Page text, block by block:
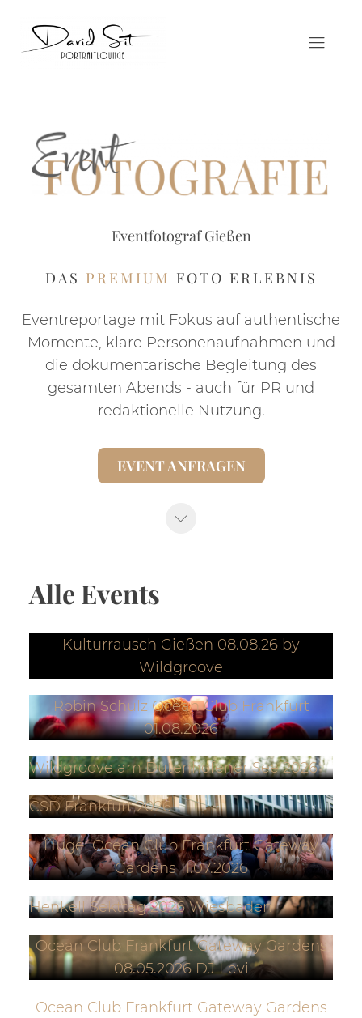
Eventfotograf Gießen
DAS PREMIUM FOTO ERLEBNIS
Eventreportage mit Fokus auf authentische
Momente, klare Personenaufnahmen und
die dokumentarische Begleitung des
gesamten Abends - auch für PR und
redaktionelle Nutzung.
EVENT ANFRAGEN
Alle Events
Kulturrausch Gießen 08.08.26 by
Wildgroove
Robin Schulz Ocean Club Frankfurt
01.08.2026
Wildgroove am Dutenhofener See 2026
CSD Frankfurt 2026
Hugel Ocean Club Frankfurt Gateway
Gardens 11.07.2026
Henkell Sekttag 2026 Wiesbaden
Ocean Club Frankfurt Gateway Gardens
08.05.2026 DJ Levi
Ocean Club Frankfurt Gateway Gardens